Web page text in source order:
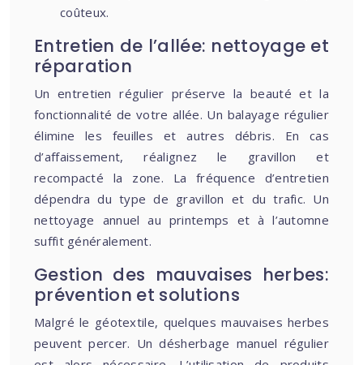
coûteux.
Entretien de l’allée: nettoyage et
réparation
Un entretien régulier préserve la beauté et la
fonctionnalité de votre allée. Un balayage régulier
élimine les feuilles et autres débris. En cas
d’affaissement, réalignez le gravillon et
recompacté la zone. La fréquence d’entretien
dépendra du type de gravillon et du trafic. Un
nettoyage annuel au printemps et à l’automne
suffit généralement.
Gestion des mauvaises herbes:
prévention et solutions
Malgré le géotextile, quelques mauvaises herbes
peuvent percer. Un désherbage manuel régulier